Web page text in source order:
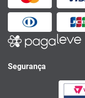
Segurança